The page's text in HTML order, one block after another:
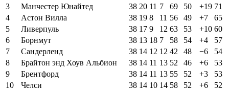
3
Манчестер Юнайтед 38 20 11 7 69 50 +19 71
4
Астон Вилла 38 19 8 11 56 49 +7
65
5
Ливерпуль 38 17 9 12 63 53 +10 60
6
Борнмут 38 13 18 7 58 54 +4
57
7
Сандерленд 38 14 12 12 42 48 −6
54
8
Брайтон энд Хоув Альбион 38 14 11 13 52 46 +6
53
9
Брентфорд 38 14 11 13 55 52 +3
53
10
Челси 38 14 10 14 58 52 +6
52